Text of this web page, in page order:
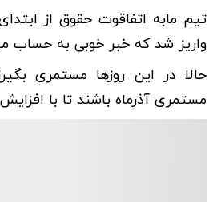
تیم مابه اتفاقوت حقوق از
واریز شد که خبر خوبی به حساب
حالا در این روزها مستمری
مستمری آذرماه باشند تا با افزایش 20 درصدی واریز شود.